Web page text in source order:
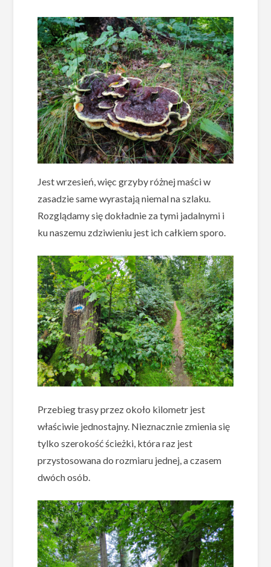
Jest wrzesień, więc grzyby różnej maści w
zasadzie same wyrastają niemal na szlaku.
Rozglądamy się dokładnie za tymi jadalnymi i
ku naszemu zdziwieniu jest ich całkiem sporo.
Przebieg trasy przez około kilometr jest
właściwie jednostajny. Nieznacznie zmienia się
tylko szerokość ścieżki, która raz jest
przystosowana do rozmiaru jednej, a czasem
dwóch osób.